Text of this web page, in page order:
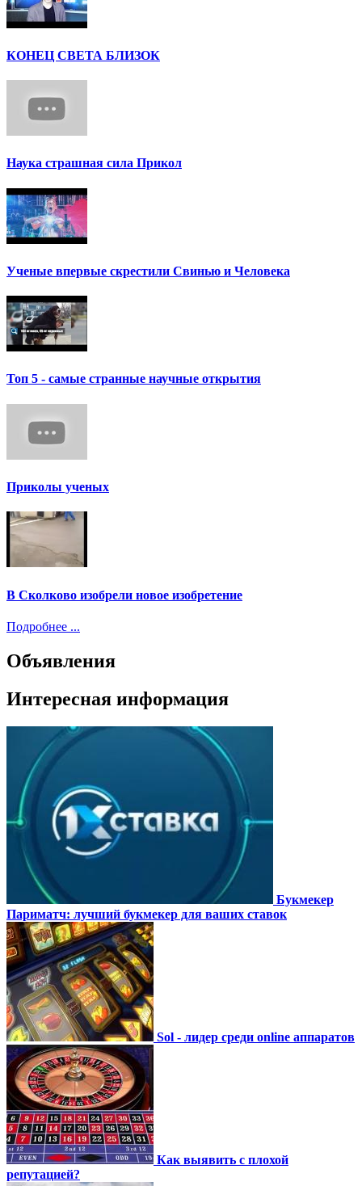
КОНЕЦ СВЕТА БЛИЗОК
Наука страшная сила Прикол
Ученые впервые скрестили Свинью и Человека
Топ 5 - самые странные научные открытия
Приколы ученых
В Сколково изобрели новое изобретение
Подробнее ...
Объявления
Интересная информация
Букмекер
Париматч: лучший букмекер для ваших ставок
Sol - лидер среди online аппаратов
Как выявить с плохой
репутацией?